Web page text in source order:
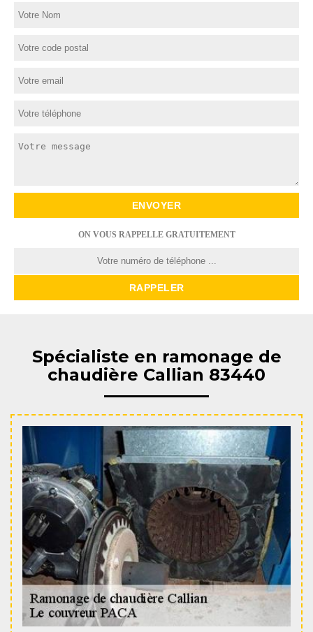
ON VOUS RAPPELLE GRATUITEMENT
Spécialiste en ramonage de
chaudière Callian 83440